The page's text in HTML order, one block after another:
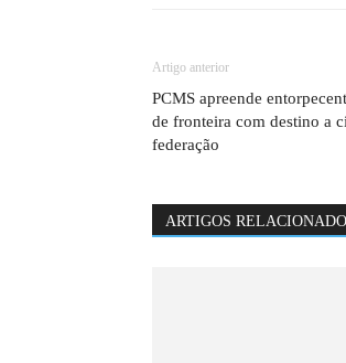
Artigo anterior
PCMS apreende
de fronteira com destino a
federação
ARTIGOS